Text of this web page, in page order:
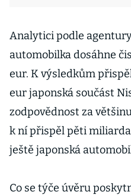
Analytici podle
automobilka dosáhne
eur. K výsledkům
eur japonská součást
zodpovědnost za
k ní přispěl pěti
ještě japonská
Co se týče úvěru